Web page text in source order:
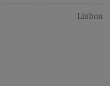
Lisboa